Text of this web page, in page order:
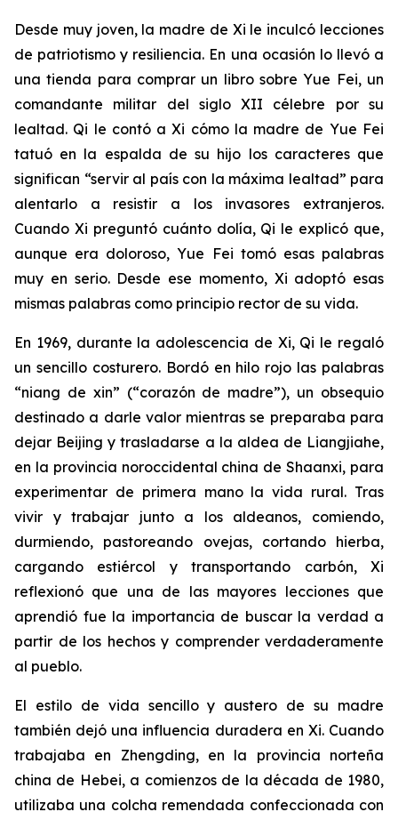
Desde muy joven, la madre de Xi le inculcó lecciones
de patriotismo y resiliencia. En una ocasión lo llevó a
una tienda para comprar un libro sobre Yue Fei, un
comandante militar del siglo XII célebre por su
lealtad. Qi le contó a Xi cómo la madre de Yue Fei
tatuó en la espalda de su hijo los caracteres que
significan “servir al país con la máxima lealtad” para
alentarlo a resistir a los invasores extranjeros.
Cuando Xi preguntó cuánto dolía, Qi le explicó que,
aunque era doloroso, Yue Fei tomó esas palabras
muy en serio. Desde ese momento, Xi adoptó esas
mismas palabras como principio rector de su vida.
En 1969, durante la adolescencia de Xi, Qi le regaló
un sencillo costurero. Bordó en hilo rojo las palabras
“niang de xin” (“corazón de madre”), un obsequio
destinado a darle valor mientras se preparaba para
dejar Beijing y trasladarse a la aldea de Liangjiahe,
en la provincia noroccidental china de Shaanxi, para
experimentar de primera mano la vida rural. Tras
vivir y trabajar junto a los aldeanos, comiendo,
durmiendo, pastoreando ovejas, cortando hierba,
cargando estiércol y transportando carbón, Xi
reflexionó que una de las mayores lecciones que
aprendió fue la importancia de buscar la verdad a
partir de los hechos y comprender verdaderamente
al pueblo.
El estilo de vida sencillo y austero de su madre
también dejó una influencia duradera en Xi. Cuando
trabajaba en Zhengding, en la provincia norteña
china de Hebei, a comienzos de la década de 1980,
utilizaba una colcha remendada confeccionada con